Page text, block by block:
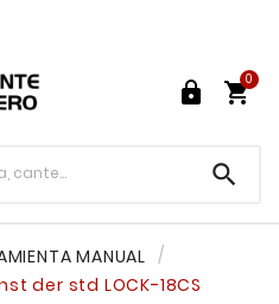
 
0

MANUAL
der std LOCK-18CS